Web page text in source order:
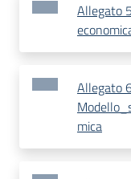
Allegato
Allegato
mica